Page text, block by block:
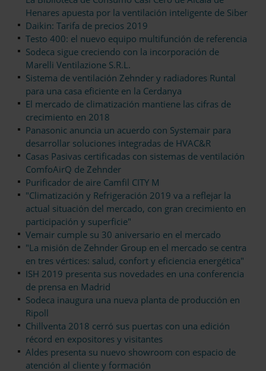
Henares apuesta por la ventilación inteligente de Siber
Daikin: Tarifa de precios 2019
Testo 400: el nuevo equipo multifunción de referencia
Sodeca sigue creciendo con la incorporación de
Marelli Ventilazione S.R.L.
Sistema de ventilación Zehnder y radiadores Runtal
para una casa eficiente en la Cerdanya
El mercado de climatización mantiene las cifras de
crecimiento en 2018
Panasonic anuncia un acuerdo con Systemair para
desarrollar soluciones integradas de HVAC&R
Casas Pasivas certificadas con sistemas de ventilación
ComfoAirQ de Zehnder
Purificador de aire Camfil CITY M
"Climatización y Refrigeración 2019 va a reflejar la
actual situación del mercado, con gran crecimiento en
participación y superficie"
Vemair cumple su 30 aniversario en el mercado
"La misión de Zehnder Group en el mercado se centra
en tres vértices: salud, confort y eficiencia energética"
ISH 2019 presenta sus novedades en una conferencia
de prensa en Madrid
Sodeca inaugura una nueva planta de producción en
Ripoll
Chillventa 2018 cerró sus puertas con una edición
récord en expositores y visitantes
Aldes presenta su nuevo showroom con espacio de
atención al cliente y formación